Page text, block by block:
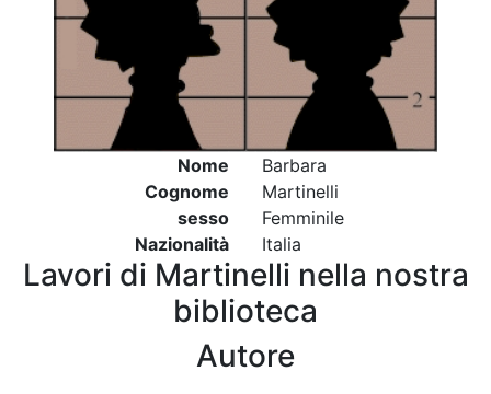
Nome
Barbara
Cognome
Martinelli
sesso
Femminile
Nazionalità
Italia
Lavori di Martinelli nella nostra
biblioteca
Autore